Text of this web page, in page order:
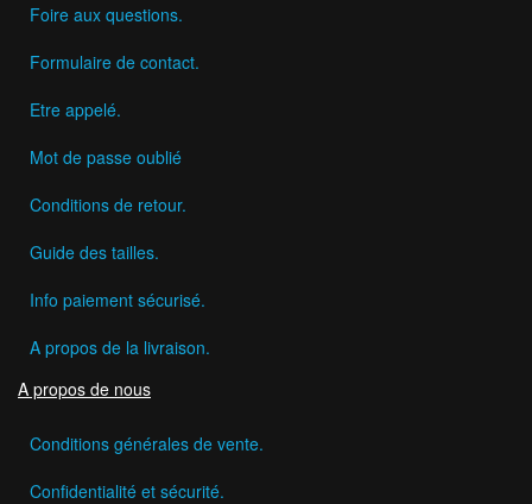
Foire aux questions.
Formulaire de contact.
Etre appelé.
Mot de passe oublié
Conditions de retour.
Guide des tailles.
Info paiement sécurisé.
A propos de la livraison.
A propos de nous
Conditions générales de vente.
Confidentialité et sécurité.